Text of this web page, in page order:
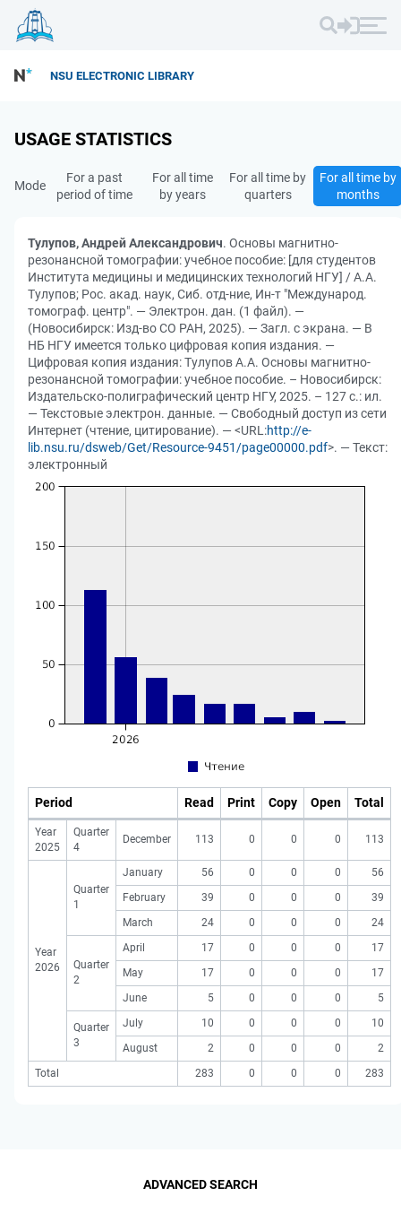
NSU ELECTRONIC LIBRARY
USAGE STATISTICS
Mode
For a past
period of time
For all time
by years
For all time by
quarters
For all time by
months
Тулупов, Андрей Александрович. Основы магнитно-
резонансной томографии: учебное пособие: [для студентов
Института медицины и медицинских технологий НГУ] / А.А.
Тулупов; Рос. акад. наук, Сиб. отд-ние, Ин-т "Международ.
томограф. центр". — Электрон. дан. (1 файл). —
(Новосибирск: Изд-во СО РАН, 2025). — Загл. с экрана. — В
НБ НГУ имеется только цифровая копия издания. —
Цифровая копия издания: Тулупов А.А. Основы магнитно-
резонансной томографии: учебное пособие. – Новосибирск:
Издательско-полиграфический центр НГУ, 2025. – 127 с.: ил.
— Текстовые электрон. данные. — Свободный доступ из сети
Интернет (чтение, цитирование). — <URL:http://e-
lib.nsu.ru/dsweb/Get/Resource-9451/page00000.pdf>. — Текст:
электронный
Period Read Print Copy Open Total
Year
2025
Quarter
4
December 113 0 0 0 113
Year
2026
Quarter
1
January 56 0 0 0
56
February
39 0 0 0
39
March
24 0 0 0 24
Quarter
2
April 17 0 0 0
17
May
17 0 0 0
17
June
5 0 0 0 5
Quarter
3
July 10 0 0 0
10
August
2 0 0 0
2
Total
283 0 0 0 283
ADVANCED SEARCH